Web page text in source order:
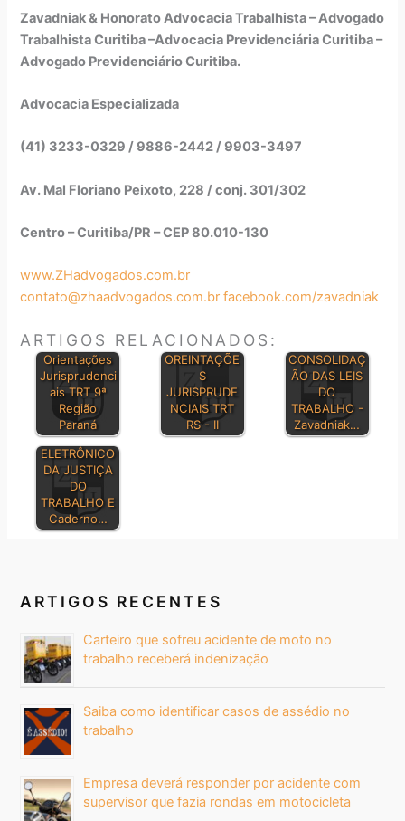
Zavadniak & Honorato Advocacia Trabalhista – Advogado
Trabalhista Curitiba –Advocacia Previdenciária Curitiba –
Advogado Previdenciário Curitiba.
Advocacia Especializada
(41) 3233-0329 / 9886-2442 / 9903-3497
Av. Mal Floriano Peixoto, 228 / conj. 301/302
Centro – Curitiba/PR – CEP 80.010-130
www.ZHadvogados.com.br
contato@zhaadvogados.com.br facebook.com/zavadniak
ARTIGOS RELACIONADOS:
Orientações
Jurisprudenci
ais TRT 9ª
Região
Paraná
OREINTAÇÕE
S
JURISPRUDE
NCIAIS TRT
RS - II
CONSOLIDAÇ
ÃO DAS LEIS
DO
TRABALHO -
Zavadniak…
DIÁRIO
ELETRÔNICO
DA JUSTIÇA
DO
TRABALHO E
Caderno…
ARTIGOS RECENTES
Carteiro que sofreu acidente de moto no
trabalho receberá indenização
Saiba como identificar casos de assédio no
trabalho
Empresa deverá responder por acidente com
supervisor que fazia rondas em motocicleta